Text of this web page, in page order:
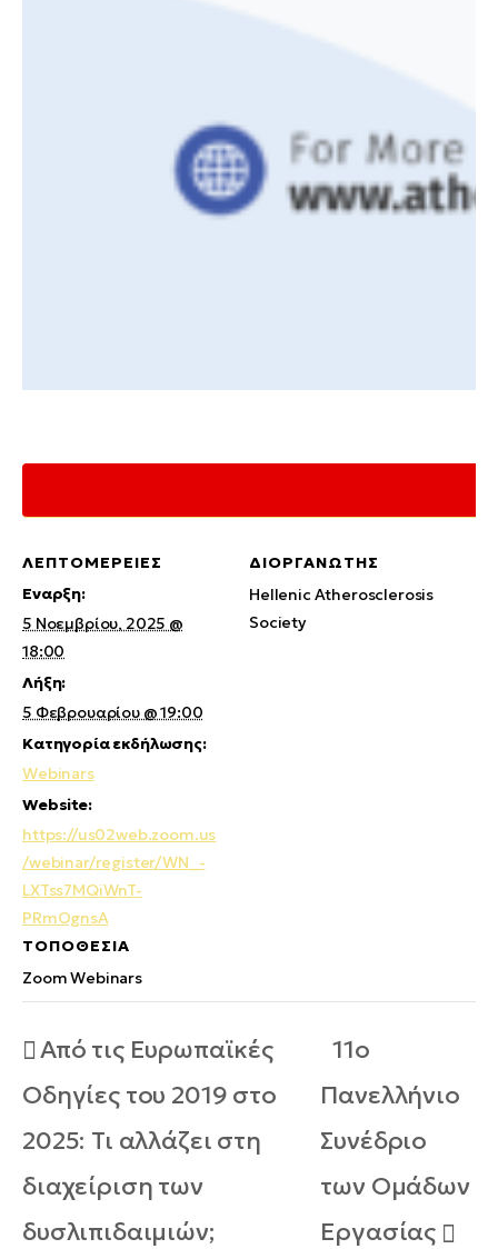
ΛΕΠΤΟΜΈΡΕΙΕΣ
Έναρξη:
5 Νοεμβρίου, 2025 @
18:00
Λήξη:
5 Φεβρουαρίου @ 19:00
Κατηγορία εκδήλωσης:
Webinars
Website:
https://us02web.zoom.us
/webinar/register/WN_-
LXTss7MQiWnT-
PRmOgnsA
ΤΟΠΟΘΕΣΊΑ
Zoom Webinars
ΔΙΟΡΓΑΝΩΤΉΣ
Hellenic Atherosclerosis
Society
Από τις Ευρωπαϊκές
Οδηγίες του 2019 στο
2025: Τι αλλάζει στη
διαχείριση των
δυσλιπιδαιμιών;
11ο
Πανελλήνιο
Συνέδριο
των Ομάδων
Εργασίας